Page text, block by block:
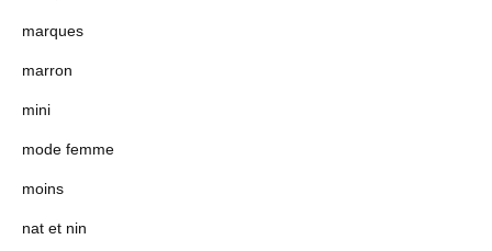
marques
marron
mini
mode femme
moins
nat et nin